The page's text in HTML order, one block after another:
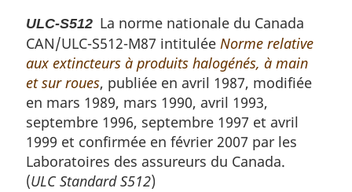
ULC-S512 La norme nationale du Canada
CAN/ULC-S512-M87 intitulée Norme relative
aux extincteurs à produits halogénés, à main
et sur roues, publiée en avril 1987, modifiée
en mars 1989, mars 1990, avril 1993,
septembre 1996, septembre 1997 et avril
1999 et confirmée en février 2007 par les
Laboratoires des assureurs du Canada.
(ULC Standard S512)